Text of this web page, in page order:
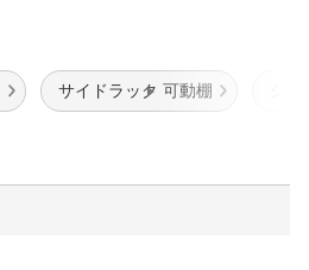
サイドラック 可動棚